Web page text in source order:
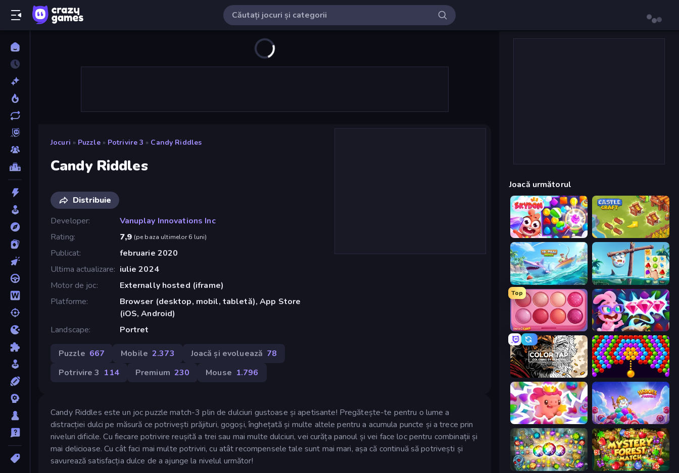
Jocuri » Puzzle » Potrivire 3 » Candy Riddles
Candy Riddles
Distribuie
Developer
Vanuplay Innovations Inc
Rating
7,9 (pe baza ultimelor 6 luni)
Publicat
februarie 2020
Ultima actualizare
iulie 2024
Motor de joc
Externally hosted (iframe)
Platforme
Browser (desktop, mobil, tabletă), App Store
(iOS, Android)
Landscape
Portret
Puzzle 667 Mobile 2.373 Joacă și evoluează 78
Potrivire 3 114 Premium 230 Mouse 1.796
Candy Riddles este un joc puzzle match-3 plin de dulciuri gustoase și apetisante! Pregătește-te pentru o lume a
distracției dulci pe măsură ce potrivești prăjituri, gogoși, înghețată și multe altele pentru a acumula puncte și a trece prin
niveluri dificile. Cu fiecare potrivire reușită a trei sau mai multe dulciuri, vei curăța panoul și vei face loc pentru combinații și
mai delicioase. Cu cât faci mai multe potriviri, cu atât recompensele tale sunt mai mari, așa că continuă să potrivești și
savurează satisfacția dulce de a ajunge la nivelul următor!
Joacă următorul
Skydom Castle Craft
Tropical Merge Sugar Heroes
Top
Piece of Cake: Merge and Bake Skydom: Reforged
Color Tap: Coloring by Numbers Bubble Story
Match Arena Heroes of Match 3
Forgotten Treasure 2 Mystery Forest - Match 3